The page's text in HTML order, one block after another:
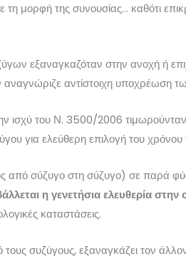
μορφή της συνουσίας… καθότι
εξαναγκαζόταν στην ανοχή ή
αναγνώριζε αντίστοιχη υποχρέωση
ισχύ του Ν. 3500/2006
για ελεύθερη επιλογή του
από σύζυγο στη σύζυγο) σε παρά
η γενετήσια ελευθερία στην
καταστάσεις.
συζύγους, εξαναγκάζει τον